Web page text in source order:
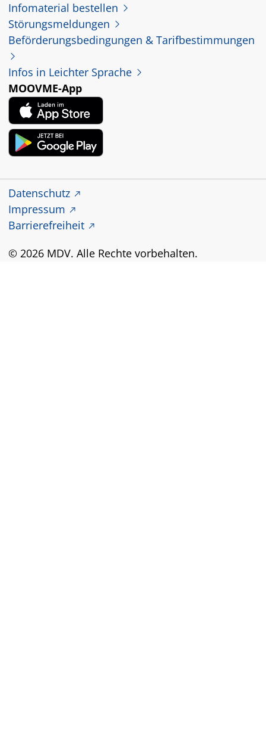
Infomaterial bestellen
Störungsmeldungen
Beförderungsbedingungen & Tarifbestimmungen
Infos in Leichter Sprache
MOOVME-App
Datenschutz
Impressum
Barrierefreiheit
© 2026 MDV. Alle Rechte vorbehalten.